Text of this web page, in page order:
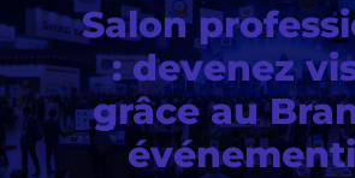
Salon
: devenez
grâce au